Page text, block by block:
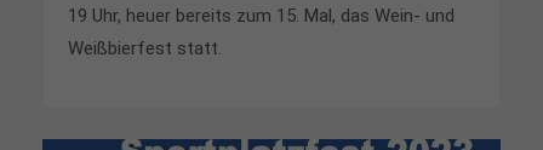
19 Uhr, heuer bereits zum 15. Mal, das Wein- und
Weißbierfest statt.